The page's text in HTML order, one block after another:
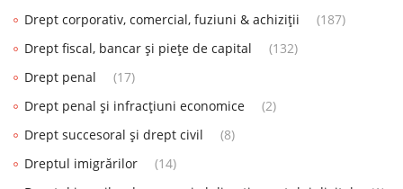
Drept corporativ, comercial, fuziuni & achiziții
(187)
Drept fiscal, bancar și piețe de capital
(132)
Drept penal
(17)
Drept penal și infracțiuni economice
(2)
Drept succesoral și drept civil
(8)
Dreptul imigrărilor
(14)